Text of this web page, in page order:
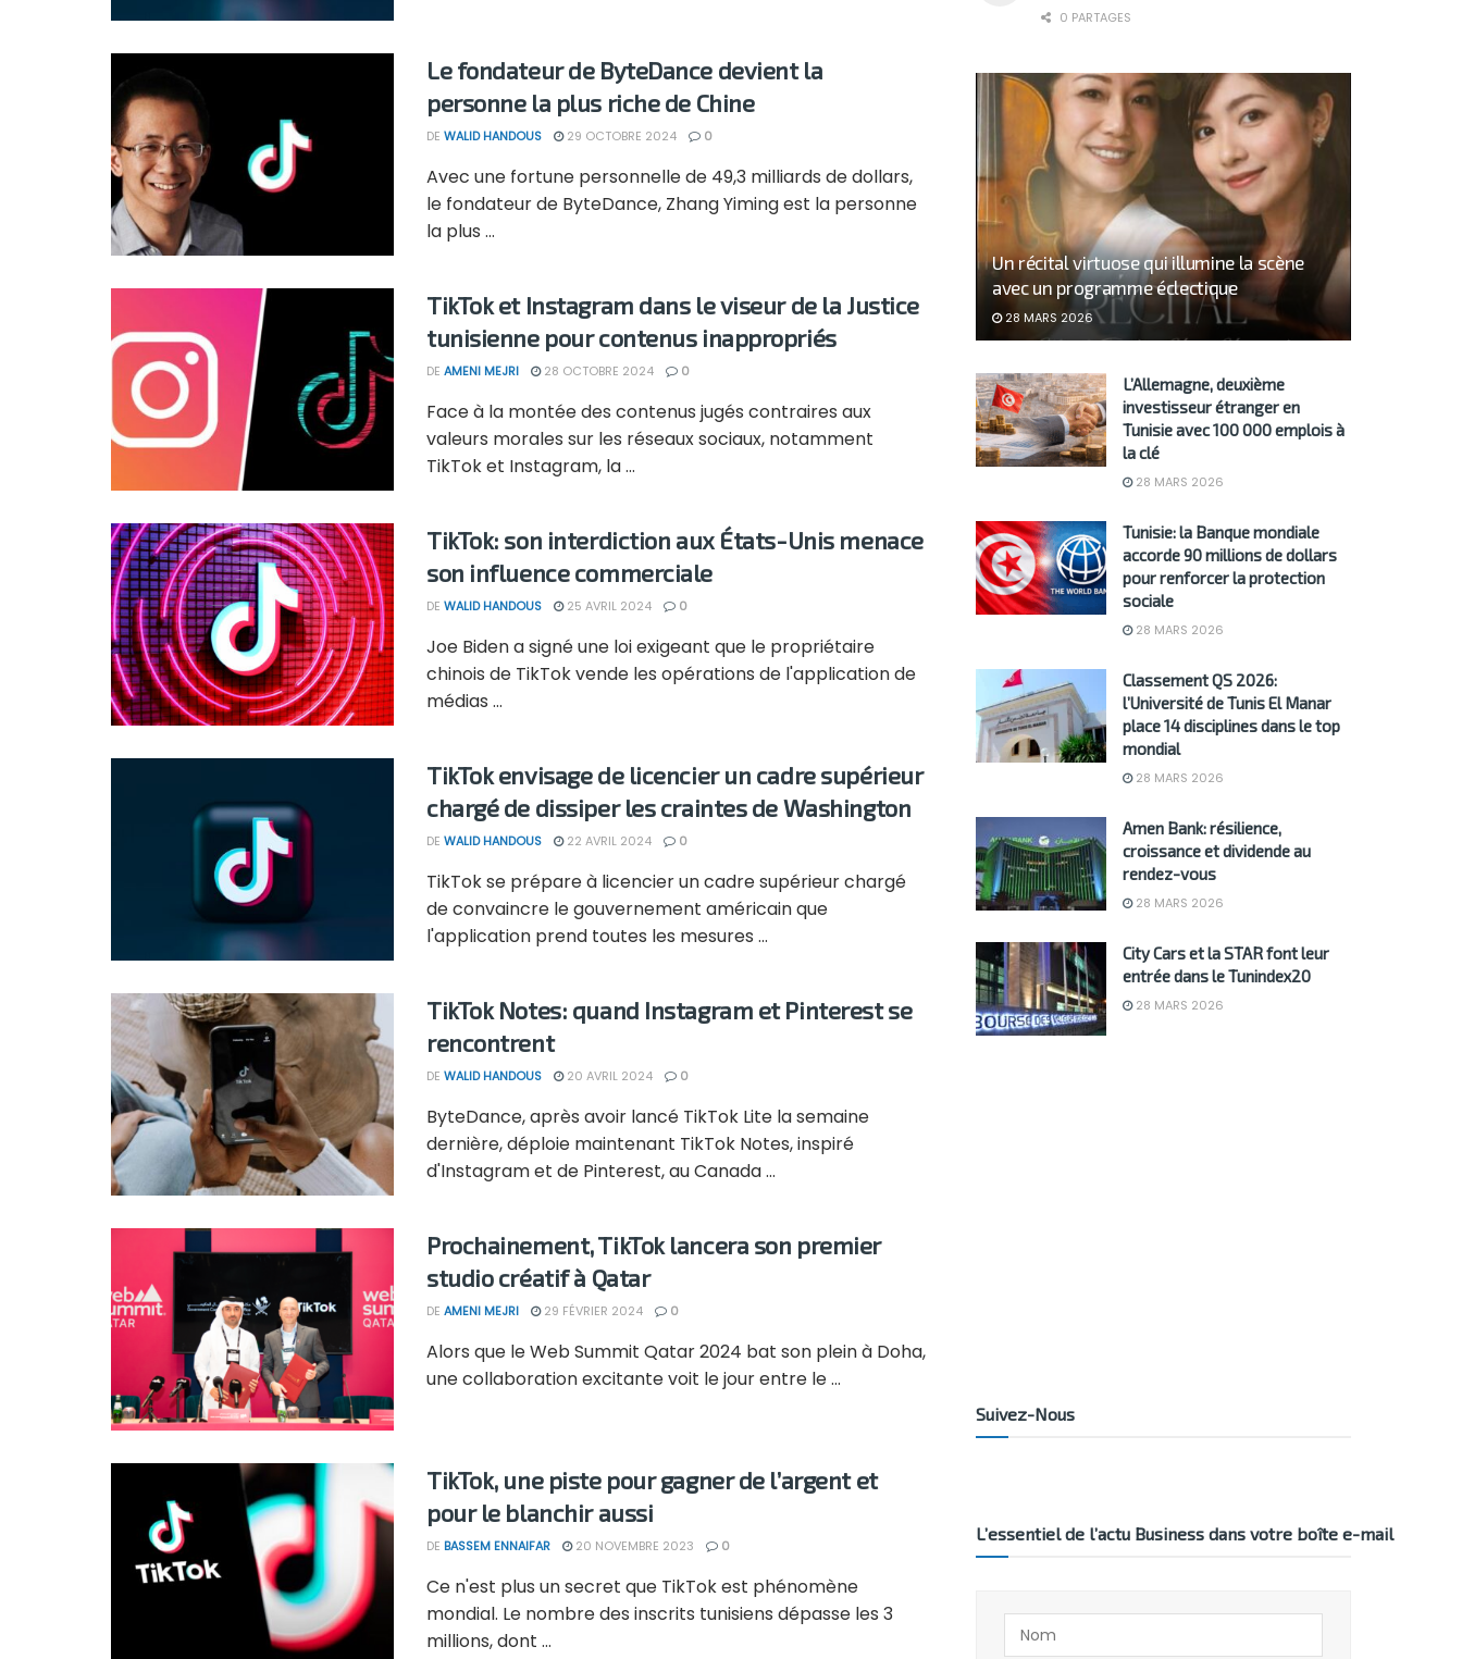
Le fondateur de ByteDance devient la
personne la plus riche de Chine
DE WALID HANDOUS 29 OCTOBRE 2024 0
Avec une fortune personnelle de 49,3 milliards de dollars,
le fondateur de ByteDance, Zhang Yiming est la personne
la plus ...
TikTok et Instagram dans le viseur de la Justice
tunisienne pour contenus inappropriés
DE AMENI MEJRI 28 OCTOBRE 2024 0
Face à la montée des contenus jugés contraires aux
valeurs morales sur les réseaux sociaux, notamment
TikTok et Instagram, la ...
TikTok: son interdiction aux États-Unis menace
son influence commerciale
DE WALID HANDOUS 25 AVRIL 2024 0
Joe Biden a signé une loi exigeant que le propriétaire
chinois de TikTok vende les opérations de l'application de
médias ...
TikTok envisage de licencier un cadre supérieur
chargé de dissiper les craintes de Washington
DE WALID HANDOUS 22 AVRIL 2024 0
TikTok se prépare à licencier un cadre supérieur chargé
de convaincre le gouvernement américain que
l'application prend toutes les mesures ...
TikTok Notes: quand Instagram et Pinterest se
rencontrent
DE WALID HANDOUS 20 AVRIL 2024 0
ByteDance, après avoir lancé TikTok Lite la semaine
dernière, déploie maintenant TikTok Notes, inspiré
d'Instagram et de Pinterest, au Canada ...
Prochainement, TikTok lancera son premier
studio créatif à Qatar
DE AMENI MEJRI 29 FÉVRIER 2024 0
Alors que le Web Summit Qatar 2024 bat son plein à Doha,
une collaboration excitante voit le jour entre le ...
TikTok, une piste pour gagner de l’argent et
pour le blanchir aussi
DE BASSEM ENNAIFAR 20 NOVEMBRE 2023 0
Ce n'est plus un secret que TikTok est phénomène
mondial. Le nombre des inscrits tunisiens dépasse les 3
millions, dont ...
0 PARTAGES
Un récital virtuose qui illumine la scène
avec un programme éclectique
28 MARS 2026
L’Allemagne, deuxième
investisseur étranger en
Tunisie avec 100 000 emplois à
la clé
28 MARS 2026
Tunisie: la Banque mondiale
accorde 90 millions de dollars
pour renforcer la protection
sociale
28 MARS 2026
Classement QS 2026:
l’Université de Tunis El Manar
place 14 disciplines dans le top
mondial
28 MARS 2026
Amen Bank: résilience,
croissance et dividende au
rendez-vous
28 MARS 2026
City Cars et la STAR font leur
entrée dans le Tunindex20
28 MARS 2026
Suivez-Nous
L’essentiel de l’actu Business dans votre boîte e-mail